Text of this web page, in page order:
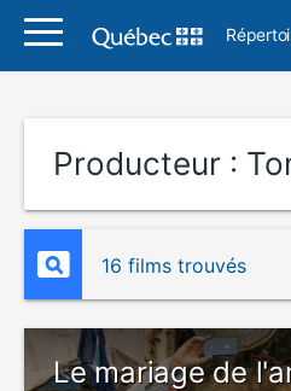
Producteur :
16 films trouvés
Le mariage de